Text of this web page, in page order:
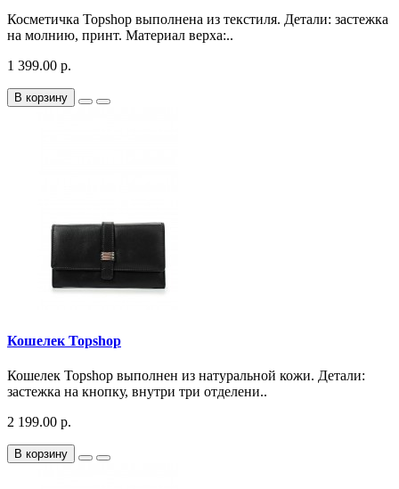
Косметичка Topshop выполнена из текстиля. Детали: застежка
на молнию, принт. Материал верха:..
1 399.00 р.
В корзину
Кошелек Topshop
Кошелек Topshop выполнен из натуральной кожи. Детали:
застежка на кнопку, внутри три отделени..
2 199.00 р.
В корзину